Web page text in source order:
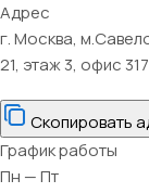
Адрес
г. Москва,
21, этаж 3, офис 317
Скопировать
График работы
Пн — Пт